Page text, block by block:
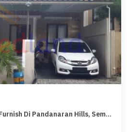
Rumah Full Bangunan + Furnish Di Pandanaran Hills, Semarang. (0959)